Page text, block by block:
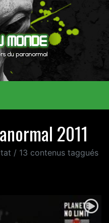
2011
/ 13 contenus taggués